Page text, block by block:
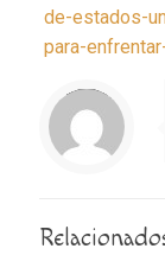
de-estados-
para-
Notice
: Trying to access array offset on value of type null in
/home/misioner/public_html/padresblancos/themes/betheme/includes/content-single.php
on line
286